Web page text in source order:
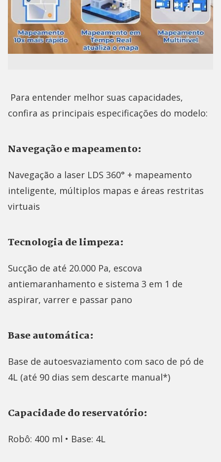
Para entender melhor suas capacidades,
confira as principais especificações do modelo:
Navegação e mapeamento:
Navegação a laser LDS 360° + mapeamento
inteligente, múltiplos mapas e áreas restritas
virtuais
Tecnologia de limpeza:
Sucção de até 20.000 Pa, escova
antiemaranhamento e sistema 3 em 1 de
aspirar, varrer e passar pano
Base automática:
Base de autoesvaziamento com saco de pó de
4L (até 90 dias sem descarte manual*)
Capacidade do reservatório:
Robô: 400 ml • Base: 4L